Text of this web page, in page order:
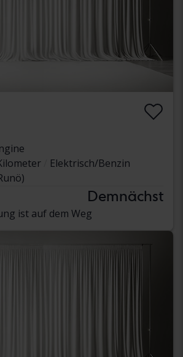
Elektrisch/Benzin
Demnächst
ist auf dem Weg